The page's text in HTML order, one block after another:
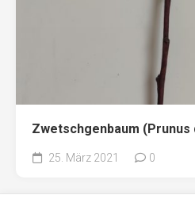
Zwetschgenbaum
25. März 2021 0